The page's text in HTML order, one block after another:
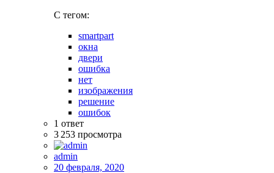
C тегом:
smartpart
окна
двери
ошибка
нет
изображения
решение
ошибок
1 ответ
3 253 просмотра
admin
20 февраля, 2020